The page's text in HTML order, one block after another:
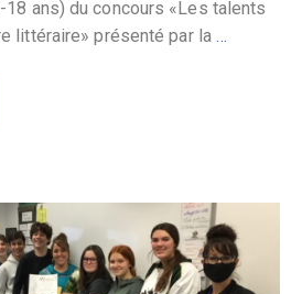
ans) du concours «Les talents
littéraire» présenté par la…